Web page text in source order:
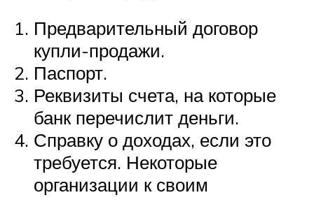
Предварительный договор
купли-продажи.
Паспорт.
Реквизиты счета, на которые
банк перечислит деньги.
Справку о доходах, если это
требуется. Некоторые
организации к своим